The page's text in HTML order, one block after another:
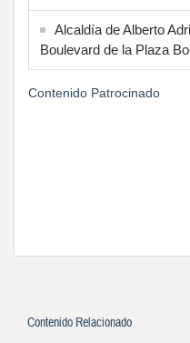
Alcaldía de Alberto
Boulevard de la Plaza
Contenido Patrocinado
Contenido Relacionado